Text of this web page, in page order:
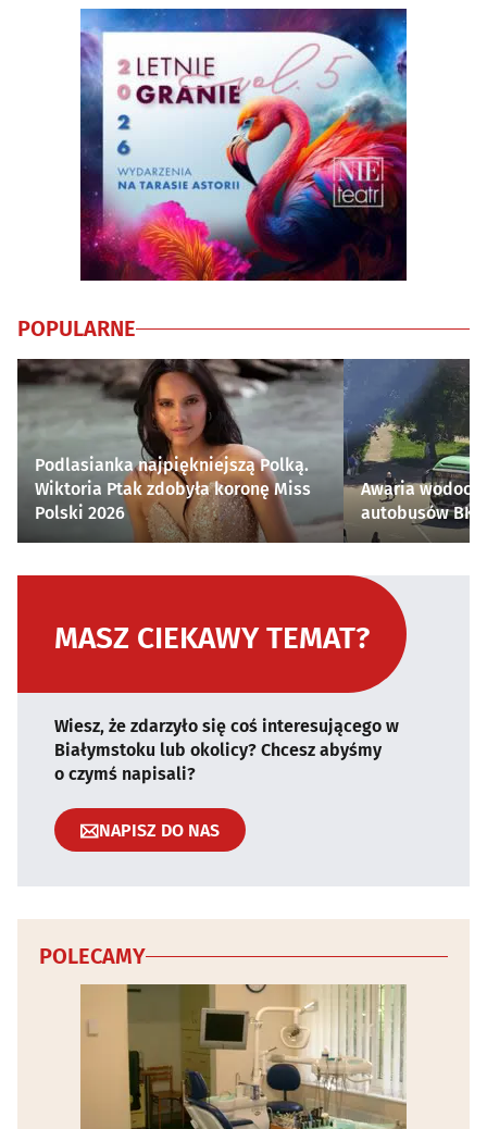
POPULARNE
Podlasianka najpiękniejszą Polką.
Wiktoria Ptak zdobyła koronę Miss
Polski 2026
Awaria
autobusów
MASZ CIEKAWY TEMAT?
Wiesz, że zdarzyło się coś interesującego w
Białymstoku lub okolicy? Chcesz abyśmy
o czymś napisali?
NAPISZ DO NAS
POLECAMY